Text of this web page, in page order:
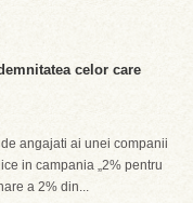
celor care
angajati ai unei companii
in campania „2% pentru
a 2% din...